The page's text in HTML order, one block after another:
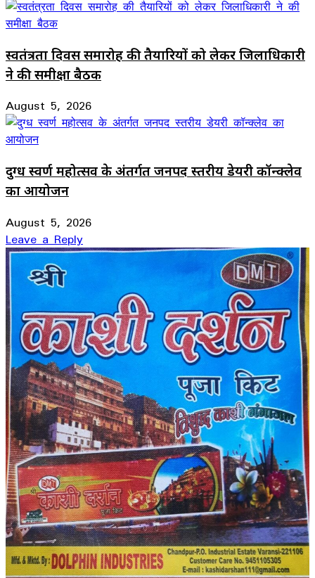
स्वतंत्रता दिवस समारोह की तैयारियों को लेकर जिलाधिकारी
ने की समीक्षा बैठक
August 5, 2026
दुग्ध स्वर्ण महोत्सव के अंतर्गत जनपद स्तरीय डेयरी कॉन्क्लेव
का आयोजन
August 5, 2026
Leave a Reply